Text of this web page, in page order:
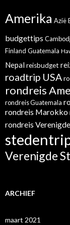
Amerika Azië
budgettips
Finland Guatemala
Nepalreisbudget
roadtrip USA
rondreis
rondreis Guatemala
rondreis Marokko
rondreis
Verenigde
ARCHIEF
maart 2021